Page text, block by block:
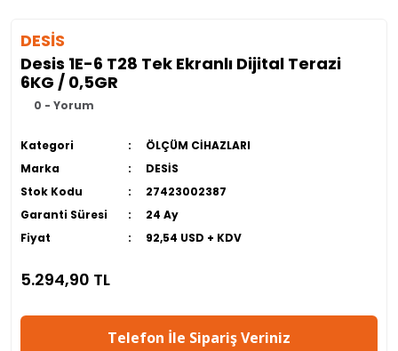
DESİS
Desis 1E-6 T28 Tek Ekranlı Dijital Terazi
6KG / 0,5GR
0 - Yorum
Kategori
ÖLÇÜM CİHAZLARI
Marka
DESİS
Stok Kodu
27423002387
Garanti Süresi
24 Ay
Fiyat
92,54 USD + KDV
5.294,90 TL
Telefon İle Sipariş Veriniz